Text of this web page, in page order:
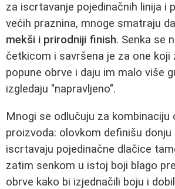
za iscrtavanje pojedinačnih linija i
većih praznina, mnoge smatraju da
mekši i prirodniji finish. Senka se
četkicom i savršena je za one koji
popune obrve i daju im malo više
izgledaju "napravljeno".
Mnogi se odlučuju za kombinaciju
proizvoda: olovkom definišu donju
iscrtavaju pojedinačne dlačice
zatim senkom u istoj boji blago
obrve kako bi izjednačili boju i